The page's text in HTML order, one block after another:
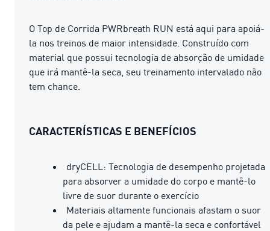
O Top de Corrida PWRbreath RUN está aqui para apoiá-
la nos treinos de maior intensidade. Construído com
material que possui tecnologia de absorção de umidade
que irá mantê-la seca, seu treinamento intervalado não
tem chance.
CARACTERÍSTICAS E BENEFÍCIOS
dryCELL: Tecnologia de desempenho projetada
para absorver a umidade do corpo e mantê-lo
livre de suor durante o exercício
Materiais altamente funcionais afastam o suor
da pele e ajudam a mantê-la seca e confortável